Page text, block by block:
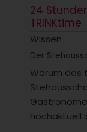
24
TRINKtime
Wissen
Der
Warum das
hochaktuell